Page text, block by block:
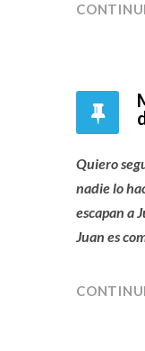
Quiero
nadie lo
escapan a
Juan es